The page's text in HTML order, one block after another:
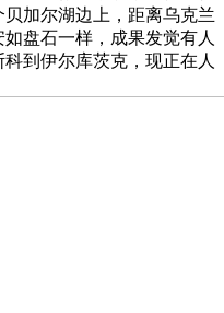
加尔湖边上，距离乌克兰
盘石一样，成果发觉有人
到伊尔库茨克，现正在人